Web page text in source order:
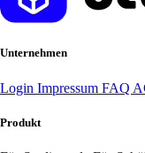
Unternehmen
Login Impressum FAQ
Produkt